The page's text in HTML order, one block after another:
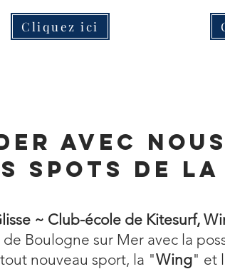
Cliquez ici
avec
spots de
~ Club-école de Kitesurf,
de Boulogne sur Mer avec la
nouveau sport, la "Wing" et